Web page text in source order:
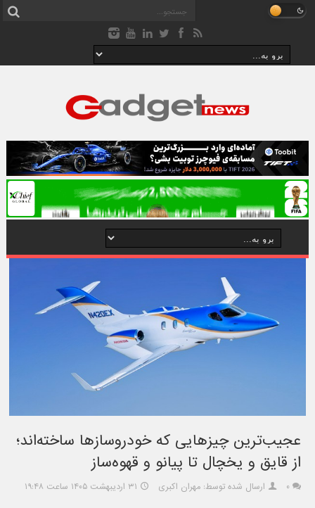
عجیب‌ترین چیزهایی که خودروسازها ساخته‌اند؛
از قایق و یخچال تا پیانو و قهوه‌ساز
۰ ارسال شده توسط: مهران اکبری ۳۱ اردیبهشت ۱۴۰۵ ساعت ۱۹:۴۸